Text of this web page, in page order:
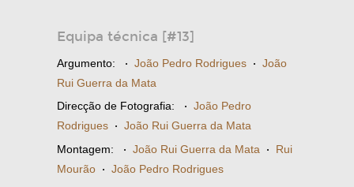
Equipa técnica [#13]
Argumento: · João Pedro Rodrigues · João
Rui Guerra da Mata
Direcção de Fotografia: · João Pedro
Rodrigues · João Rui Guerra da Mata
Montagem: · João Rui Guerra da Mata · Rui
Mourão · João Pedro Rodrigues